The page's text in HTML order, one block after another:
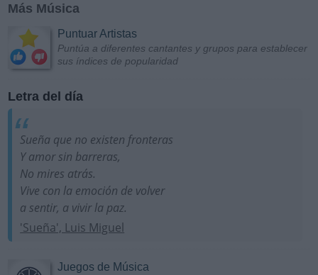
Más Música
Puntuar Artistas
Puntúa a diferentes cantantes y grupos para establecer
sus índices de popularidad
Letra del día
Sueña que no existen fronteras
Y amor sin barreras,
No mires atrás.
Vive con la emoción de volver
a sentir, a vivir la paz.
'Sueña', Luis Miguel
Juegos de Música